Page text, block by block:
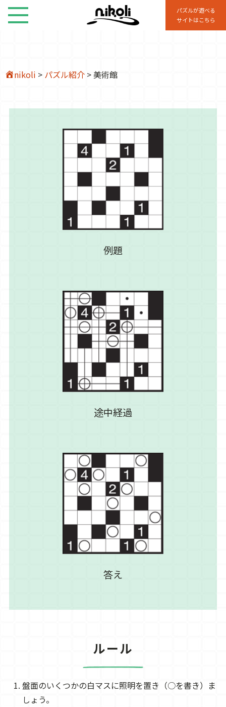
パズルが遊べる
サイトはこちら
nikoli > パズル紹介>美術館
例題
途中経過
答え
ルール
盤面のいくつかの白マスに照明を置き（○を書き）ま
しょう。